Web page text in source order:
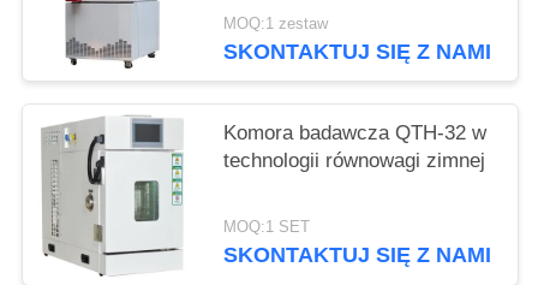
"http://114.115.192.246:9080/
MOQ:1 zestaw
SKONTAKTUJ SIĘ Z NAMI
Komora badawcza QTH-32 w
technologii równowagi zimnej
MOQ:1 SET
SKONTAKTUJ SIĘ Z NAMI